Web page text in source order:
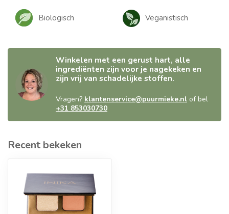
Biologisch Veganistisch
Winkelen met een gerust hart, alle
ingrediënten zijn voor je nagekeken en
zijn vrij van schadelijke stoffen.
Vragen? klantenservice@puurmieke.nl of bel
+31 853030730
Recent bekeken